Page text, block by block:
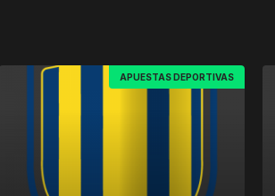
APUESTAS DEPORTIVAS